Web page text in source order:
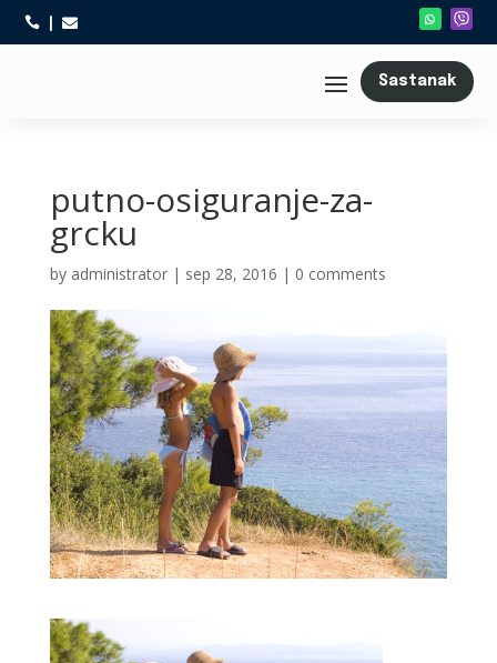
 
Sastanak
putno-osiguranje-za-
grcku
by administrator| sep 28, 2016 | 0 comments